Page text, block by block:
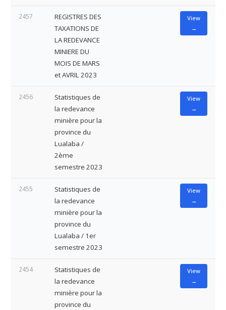
2457
REGISTRES DES
TAXATIONS DE
LA REDEVANCE
MINIERE DU
MOIS DE MARS
et AVRIL 2023
View
→
2456
Statistiques de
la redevance
minière pour la
province du
Lualaba /
2ème
semestre 2023
View
→
2455
Statistiques de
la redevance
minière pour la
province du
Lualaba / 1er
semestre 2023
View
→
2454
Statistiques de
la redevance
minière pour la
province du
View
→